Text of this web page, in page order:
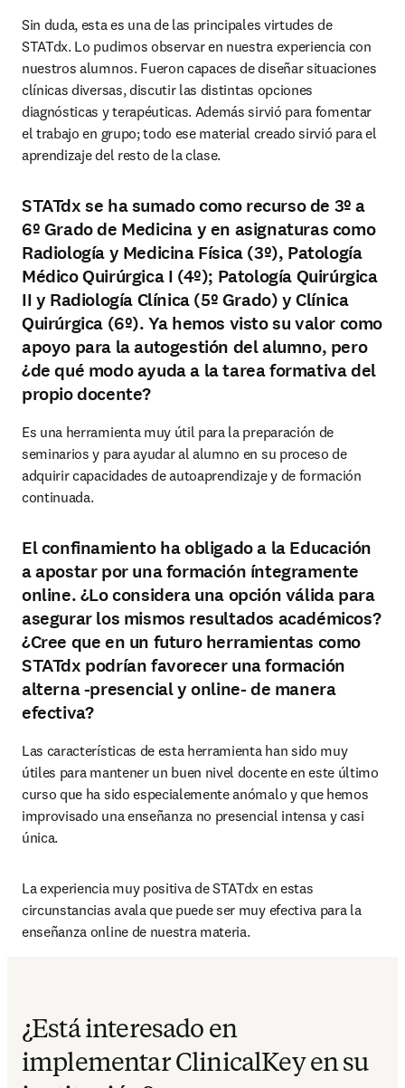
Sin duda, esta es una de las principales virtudes de
STATdx. Lo pudimos observar en nuestra experiencia con
nuestros alumnos. Fueron capaces de diseñar situaciones
clínicas diversas, discutir las distintas opciones
diagnósticas y terapéuticas. Además sirvió para fomentar
el trabajo en grupo; todo ese material creado sirvió para el
aprendizaje del resto de la clase.
STATdx se ha sumado como recurso de 3º a
6º Grado de Medicina y en asignaturas como
Radiología y Medicina Física (3º), Patología
Médico Quirúrgica I (4º); Patología Quirúrgica
II y Radiología Clínica (5º Grado) y Clínica
Quirúrgica (6º). Ya hemos visto su valor como
apoyo para la autogestión del alumno, pero
¿de qué modo ayuda a la tarea formativa del
propio docente?
Es una herramienta muy útil para la preparación de
seminarios y para ayudar al alumno en su proceso de
adquirir capacidades de autoaprendizaje y de formación
continuada.
El confinamiento ha obligado a la Educación
a apostar por una formación íntegramente
online. ¿Lo considera una opción válida para
asegurar los mismos resultados académicos?
¿Cree que en un futuro herramientas como
STATdx podrían favorecer una formación
alterna -presencial y online- de manera
efectiva?
Las características de esta herramienta han sido muy
útiles para mantener un buen nivel docente en este último
curso que ha sido especialemente anómalo y que hemos
improvisado una enseñanza no presencial intensa y casi
única.
La experiencia muy positiva de STATdx en estas
circunstancias avala que puede ser muy efectiva para la
enseñanza online de nuestra materia.
¿Está interesado en
implementar ClinicalKey en su